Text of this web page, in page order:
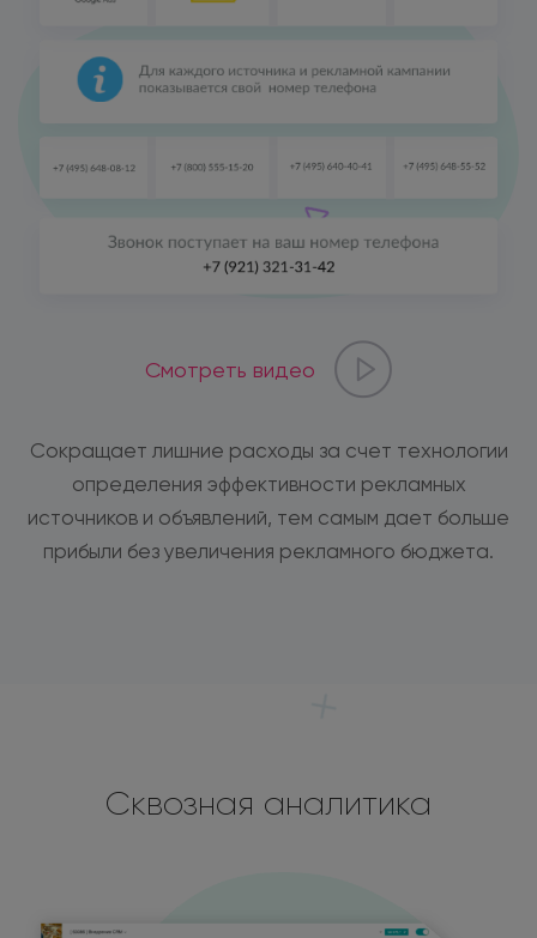
Смотреть видео
Сокращает лишние расходы за счет технологии
определения эффективности рекламных
источников и объявлений, тем самым дает больше
прибыли без увеличения рекламного бюджета.
Сквозная аналитика